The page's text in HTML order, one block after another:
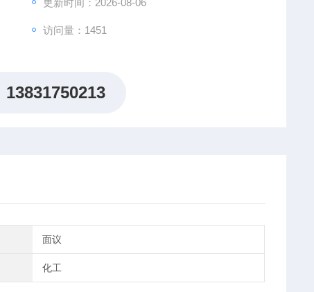
更新时间：2026-08-06
访问量：1451
13831750213
面议
化工